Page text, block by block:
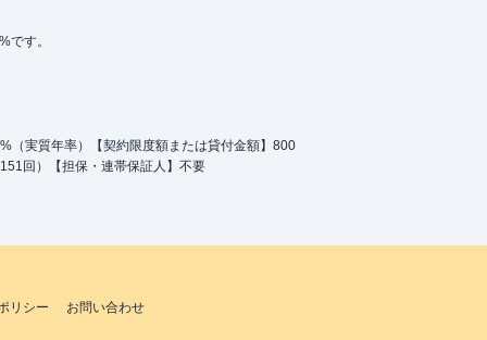
です。
（実質年率）【契約限度額または貸付金額】800
回）【担保・連帯保証人】不要
リシー お問い合わせ